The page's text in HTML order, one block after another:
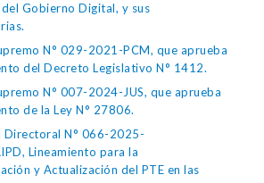
Gobierno Digital, y sus
N° 029-2021-PCM, que aprueba
del Decreto Legislativo N° 1412.
N° 007-2024-JUS, que aprueba
de la Ley N° 27806.
Directoral N° 066-2025-
Lineamiento para la
y Actualización del PTE en las